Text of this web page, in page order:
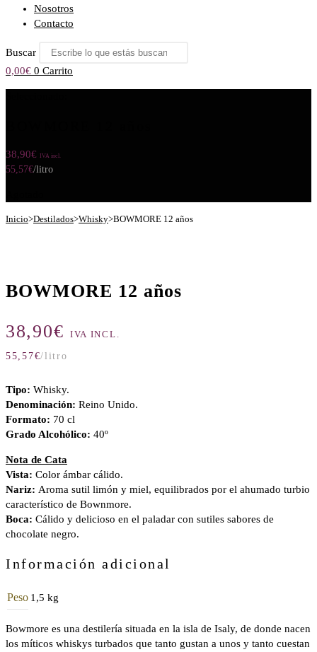
Nosotros
Contacto
Buscar
0,00€ 0 Carrito
38,90€ IVA incl.
55,57€/litro
Inicio>Destilados>Whisky>BOWMORE 12 años
BOWMORE 12 años
38,90€ IVA INCL.
55,57€/litro
Tipo: Whisky.
Denominación: Reino Unido.
Formato: 70 cl
Grado Alcohólico: 40º
Nota de Cata
Vista: Color ámbar cálido.
Nariz: Aroma sutil limón y miel, equilibrados por el ahumado turbio
característico de Bownmore.
Boca: Cálido y delicioso en el paladar con sutiles sabores de
chocolate negro.
Información adicional
Peso 1,5 kg
Bowmore es una destilería situada en la isla de Isaly, de donde nacen
los míticos whiskys turbados que tanto gustan a unos y tanto cuestan